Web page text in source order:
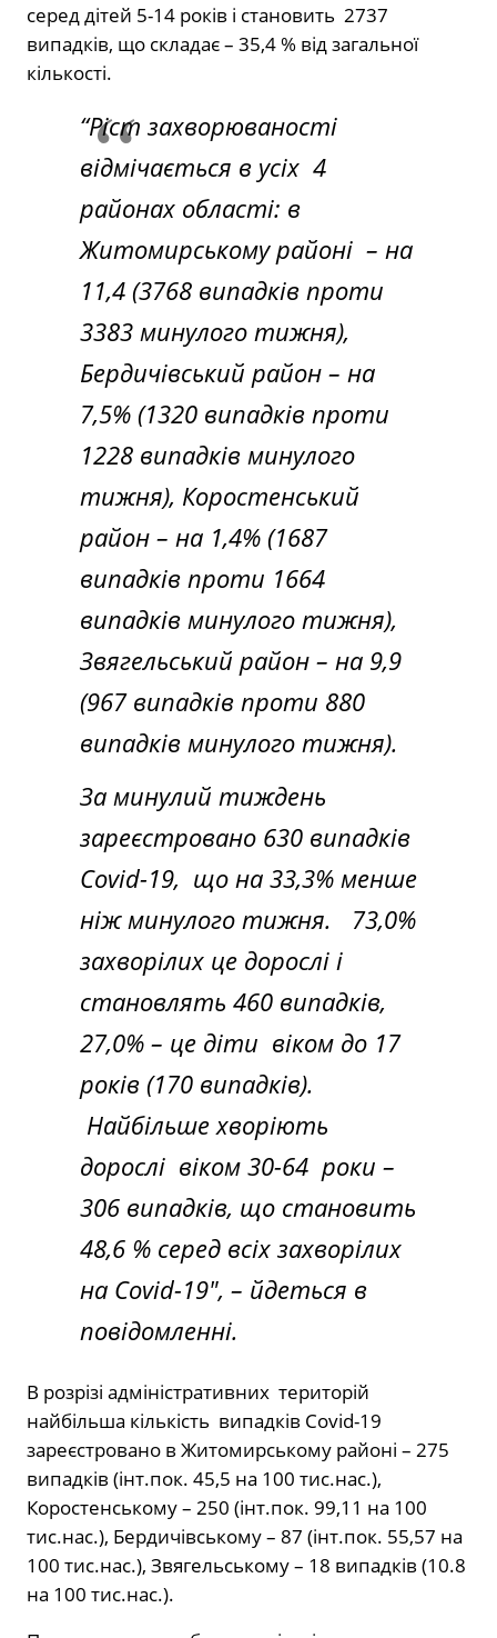
серед дітей 5-14 років і становить 2737
випадків, що складає – 35,4 % від загальної
кількості.
“Ріст захворюваності
відмічається в усіх 4
районах області: в
Житомирському районі – на
11,4 (3768 випадків проти
3383 минулого тижня),
Бердичівський район – на
7,5% (1320 випадків проти
1228 випадків минулого
тижня), Коростенський
район – на 1,4% (1687
випадків проти 1664
випадків минулого тижня),
Звягельський район – на 9,9
(967 випадків проти 880
випадків минулого тижня).
За минулий тиждень
зареєстровано 630 випадків
Covid-19, що на 33,3% менше
ніж минулого тижня. 73,0%
захворілих це дорослі і
становлять 460 випадків,
27,0% – це діти віком до 17
років (170 випадків).
Найбільше хворіють
дорослі віком 30-64 роки –
306 випадків, що становить
48,6 % серед всіх захворілих
на Covid-19″, – йдеться в
повідомленні.
В розрізі адміністративних територій
найбільша кількість випадків Covid-19
зареєстровано в Житомирському районі – 275
випадків (інт.пок. 45,5 на 100 тис.нас.),
Коростенському – 250 (інт.пок. 99,11 на 100
тис.нас.), Бердичівському – 87 (інт.пок. 55,57 на
100 тис.нас.), Звягельському – 18 випадків (10.8
на 100 тис.нас.).